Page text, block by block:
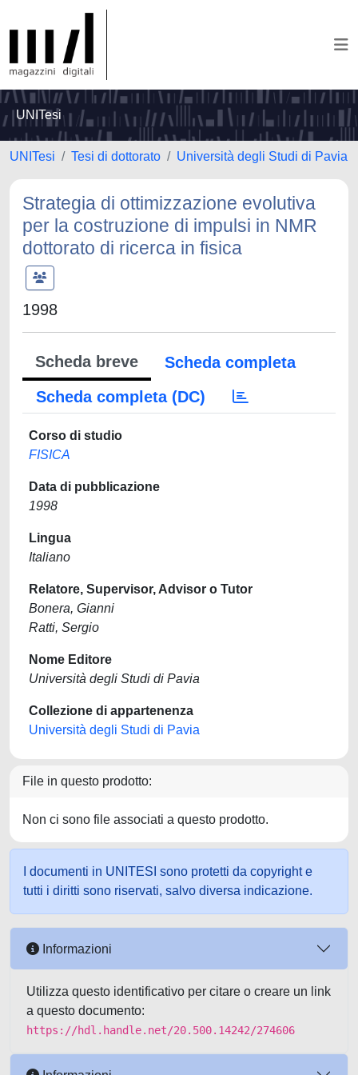
UNITesi
UNITesi Tesi di dottorato Università degli Studi di Pavia
Strategia di ottimizzazione evolutiva
per la costruzione di impulsi in NMR
dottorato di ricerca in fisica
1998
Scheda breve
Scheda completa
Scheda completa (DC)
Corso di studio
FISICA
Data di pubblicazione
1998
Lingua
Italiano
Relatore, Supervisor, Advisor o Tutor
Bonera, Gianni
Ratti, Sergio
Nome Editore
Università degli Studi di Pavia
Collezione di appartenenza
Università degli Studi di Pavia
File in questo prodotto:
Non ci sono file associati a questo prodotto.
I documenti in UNITESI sono protetti da copyright e
tutti i diritti sono riservati, salvo diversa indicazione.
Informazioni
Utilizza questo identificativo per citare o creare un link
a questo documento:
https://hdl.handle.net/20.500.14242/274606